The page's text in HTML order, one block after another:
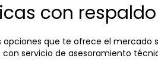
con respaldo
opciones que te ofrece el mercado
servicio de asesoramiento